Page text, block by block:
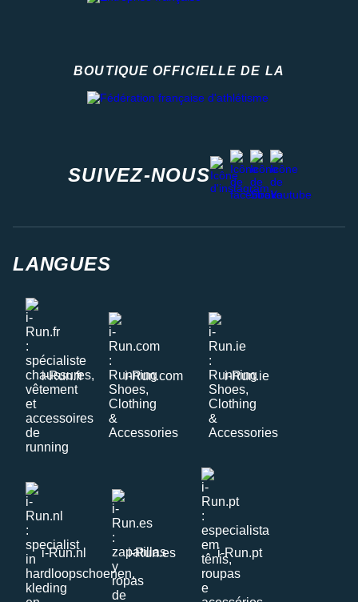
BOUTIQUE OFFICIELLE DE LA
SUIVEZ-NOUS
instagram
facebook
stravayoutube
LANGUES
i-Run.fr i-Run.com i-Run.ie
i-Run.nl i-Run.es i-Run.pt